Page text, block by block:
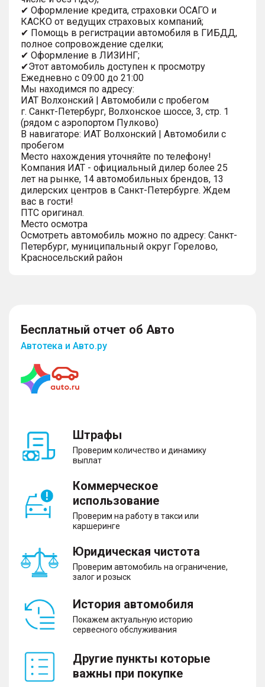
✔ Оформление кредита, страховки ОСАГО и
КАСКО от ведущих страховых компаний;
✔ Помощь в регистрации автомобиля в ГИБДД,
полное сопровождение сделки;
✔ Оформление в ЛИЗИНГ;
✔Этот автомобиль доступен к просмотру
Ежедневно с 09:00 до 21:00
Мы находимся по адресу:
ИАТ Волхонский | Автомобили с пробегом
г. Санкт-Петербург, Волхонское шоссе, 3, стр. 1
(рядом с аэропортом Пулково)
В навигаторе: ИАТ Волхонский | Автомобили с
пробегом
Место нахождения уточняйте по телефону!
Компания ИАТ - официальный дилер более 25
лет на рынке, 14 автомобильных брендов, 13
дилерских центров в Санкт-Петербурге. Ждем
вас в гости!
ПТС оригинал.
Место осмотра
Осмотреть автомобиль можно по адресу: Санкт-
Петербург, муниципальный округ Горелово,
Красносельский район
Бесплатный отчет об Авто
Автотека и Авто.ру
Штрафы
Проверим количество и динамику
выплат
Коммерческое
использование
Проверим на работу в такси или
каршеринге
Юридическая чистота
Проверим автомобиль на ограничение,
залог и розыск
История автомобиля
Покажем актуальную историю
сервесного обслуживания
Другие пункты которые
важны при покупке